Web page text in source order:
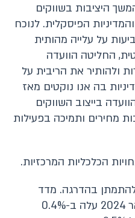
היציבות בשווקים
הפיסקלית. לנוכח
על עלייה מהותית
החליטה הוועדה
ולהותיר את הריבית על
בה אנו נוקטים מאז
בייצוב השווקים
מחירים ותמיכה בפעילות
הכלכליות המרכזיות.
בהדרגה. מדד
המחירים לצרכן לחודש פברואר 2024 עלה ב-0.4%